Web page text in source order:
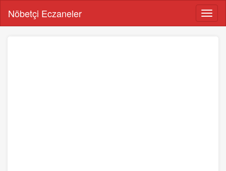
Menü
Nöbetçi Eczaneler